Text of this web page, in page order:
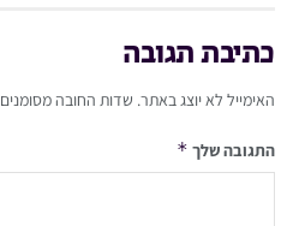
כתיבת תגובה
האימייל לא יוצג באתר. שדות החובה מסומנים
התגובה שלך *